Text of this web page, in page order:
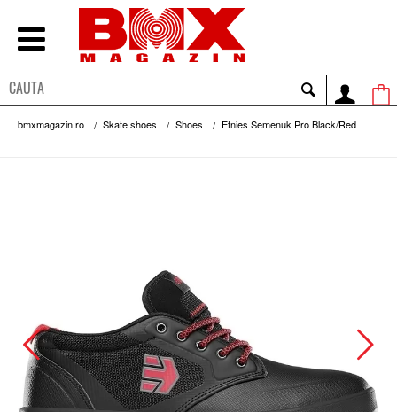
bmxmagazin.ro Skate shoes Shoes Etnies Semenuk Pro Black/Red